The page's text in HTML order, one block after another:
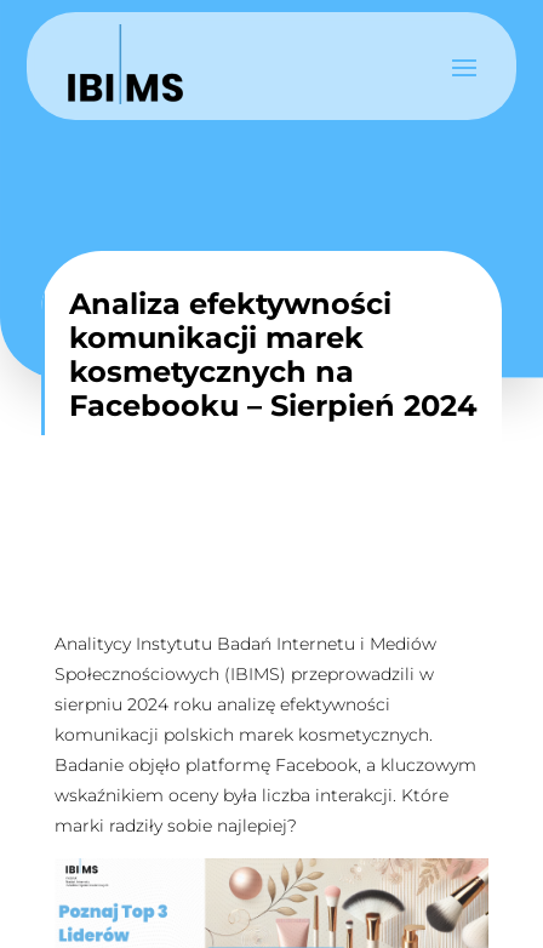
Analiza efektywności
komunikacji marek
kosmetycznych na
Facebooku – Sierpień 2024
Analitycy Instytutu Badań Internetu i Mediów
Społecznościowych (IBIMS) przeprowadzili w
sierpniu 2024 roku analizę efektywności
komunikacji polskich marek kosmetycznych.
Badanie objęło platformę Facebook, a kluczowym
wskaźnikiem oceny była liczba interakcji. Które
marki radziły sobie najlepiej?